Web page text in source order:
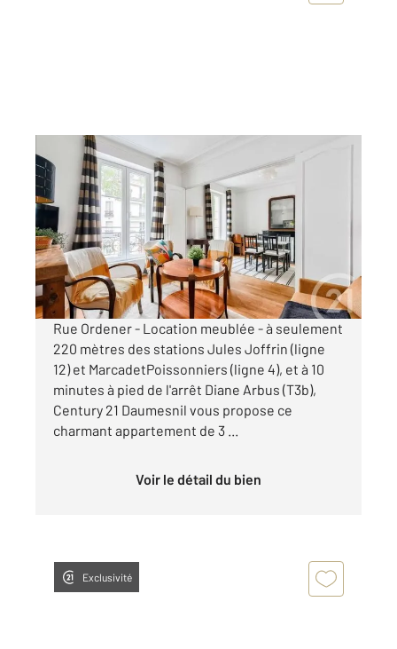
PARIS 75018
41,55 m2, 3 pièces
Ref : 31473
Appartement F3 à louer
1 390 €
par mois charges comprises
Rue Ordener - Location meublée - à seulement
220 mètres des stations Jules Joffrin (ligne
12) et MarcadetPoissonniers (ligne 4), et à 10
minutes à pied de l'arrêt Diane Arbus (T3b),
Century 21 Daumesnil vous propose ce
charmant appartement de 3 ...
Voir le détail du bien
Exclusivité